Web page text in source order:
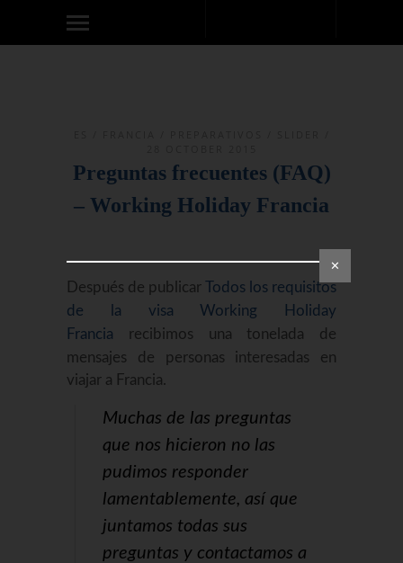
Preguntas frecuentes (FAQ)
– Working Holiday Francia
Después de publicar
Todos los requisitos
de la visa Working Holiday
Francia recibimos una tonelada de
mensajes de personas interesadas en
viajar a Francia.
Muchas de las preguntas
que nos hicieron no las
pudimos responder
lamentablemente, así que
juntamos todas sus
preguntas y contactamos a
✕